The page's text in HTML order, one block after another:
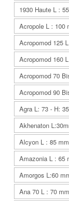
1930 Haute L :
Acropole L : 100
Acropomod 125
Acropomod 160
Acropomod 70
Acropomod 90
Agra L: 73 - H: 35
Akhenaton
Alcyon L : 85
Amazonia L : 65
Amorgos L:60
Ana 70 L : 70